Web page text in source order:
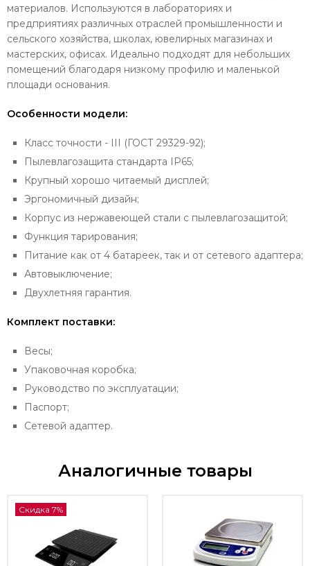
материалов. Используются в лабораториях и
предприятиях различных отраслей промышленности и
сельского хозяйства, школах, ювелирных магазинах и
мастерских, офисах. Идеально подходят для небольших
помещений благодаря низкому профилю и маленькой
площади основания.
Особенности модели:
Класс точности - III (ГОСТ 29329-92);
Пылевлагозащита стандарта IP65;
Крупный хорошо читаемый дисплей;
Эргономичный дизайн;
Корпус из нержавеющей стали с пылевлагозащитой;
Функция тарирования;
Питание как от 4 батареек, так и от сетевого адаптера;
Автовыключение;
Двухлетняя гарантия.
Комплект поставки:
Весы;
Упаковочная коробка;
Руководство по эксплуатации;
Паспорт;
Сетевой адаптер.
Аналогичные товары
Скидка 7%